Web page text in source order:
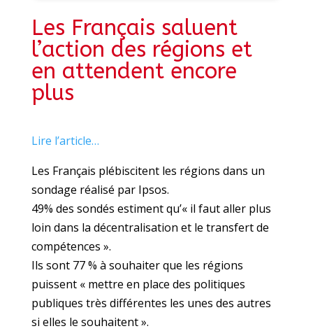
Les Français saluent
l’action des régions et
en attendent encore
plus
Lire l’article…
Les Français plébiscitent les régions dans un
sondage réalisé par Ipsos.
49% des sondés estiment qu’« il faut aller plus
loin dans la décentralisation et le transfert de
compétences ».
Ils sont 77 % à souhaiter que les régions
puissent « mettre en place des politiques
publiques très différentes les unes des autres
si elles le souhaitent ».